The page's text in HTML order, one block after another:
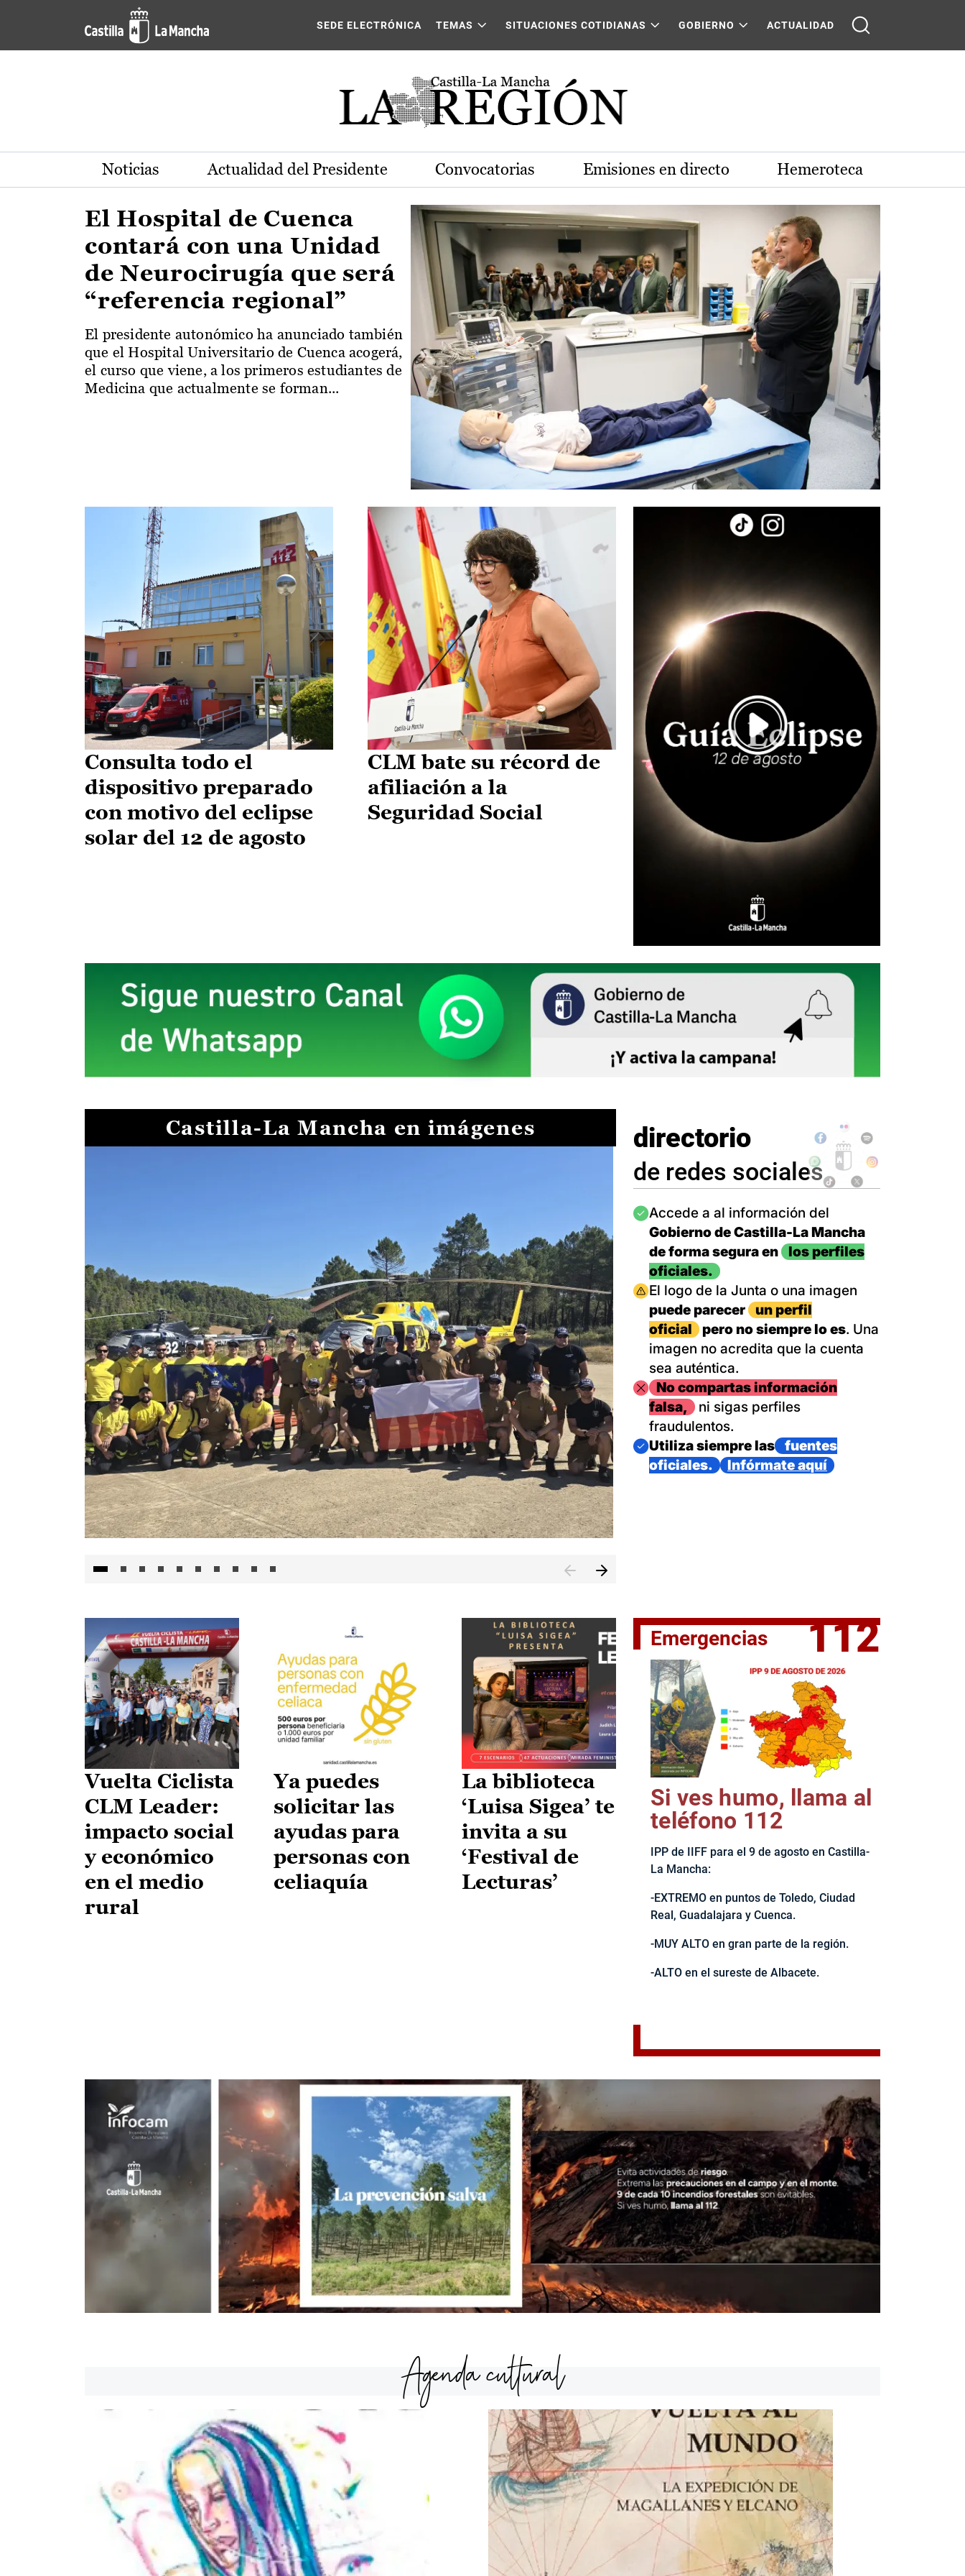
Pasar al contenido principal
Actualidad de la región de Castilla-La Mancha
SEDE ELECTRÓNICA TEMAS SITUACIONES COTIDIANAS GOBIERNO ACTUALIDAD
Noticias Actualidad del Presidente Convocatorias Emisiones en directo Hemeroteca
El Hospital de Cuenca
contará con una Unidad
de Neurocirugía que será
“referencia regional”
El presidente autonómico ha anunciado también
que el Hospital Universitario de Cuenca acogerá,
el curso que viene, a los primeros estudiantes de
Medicina que actualmente se forman...
Consulta todo el
dispositivo preparado
con motivo del eclipse
solar del 12 de agosto
CLM bate su récord de
afiliación a la
Seguridad Social
Castilla-La Mancha en imágenes
II Vuelta Ciclista CLM LEADER
directorio
de redes sociales
Imagen
Accede a al información del
Gobierno de Castilla-La Mancha
de forma segura en
los perfiles
oficiales.
Imagen
El logo de la Junta o una imagen
puede parecer
un perfil
oficial
pero no siempre lo es. Una
imagen no acredita que la cuenta
sea auténtica.
ImagenNo compartas información
falsa,
ni sigas perfiles
fraudulentos.
Imagen
Utiliza siempre las
fuentes
oficiales.
Infórmate aquí
Vuelta Ciclista
CLM Leader:
impacto social
y económico
en el medio
rural
Ya puedes
solicitar las
ayudas para
personas con
celiaquía
La biblioteca
‘Luisa Sigea’ te
invita a su
‘Festival de
Lecturas’
Emergencias 112
Si ves humo, llama al
teléfono 112
IPP de IIFF para el 9 de agosto en Castilla-
La Mancha:
-EXTREMO en puntos de Toledo, Ciudad
Real, Guadalajara y Cuenca.
-MUY ALTO en gran parte de la región.
-ALTO en el sureste de Albacete.
Agenda cultural